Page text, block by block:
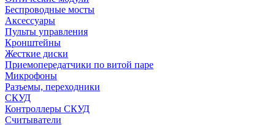
Беспроводные мосты
Аксессуары
Пульты управления
Кронштейны
Жесткие диски
Приемопередатчики по витой паре
Микрофоны
Разъемы, переходники
СКУД
Контроллеры СКУД
Считыватели